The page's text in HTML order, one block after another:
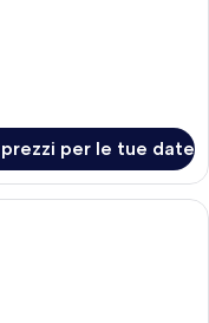
per le tue date
d'albergo con due letti, una